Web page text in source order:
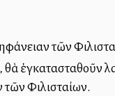
τῶν
ἐγκατασταθοῦν
Φιλισταίων.